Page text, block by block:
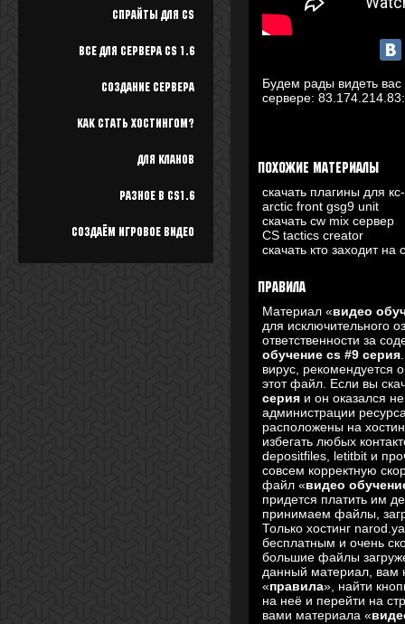
Спрайты для cs
Все для Сервера CS 1.6
Создание сервера
Как стать хостингом?
Для кланов
Разное в cs1.6
Создаём игровое видео
Будем рады видеть
сервере:
Похожие материалы
скачать плагины для
arctic front gsg9 unit
скачать cw mix сервер
CS tactics creator
скачать кто заходит на
Правила
Материал «видео
для исключительного
ответственности за
обучение cs #9 серия
вирус, рекомендуется
этот файл. Если вы
серияи он оказался не
администрации
расположены на
избегать любых
depositfiles, letitbit и
совсем корректную
файл «видео
придется платить им
принимаем файлы,
Только хостинг
бесплатным и очень
большие файлы
данный материал, вам
«правила», найти
на неё и перейти на
вами материала «